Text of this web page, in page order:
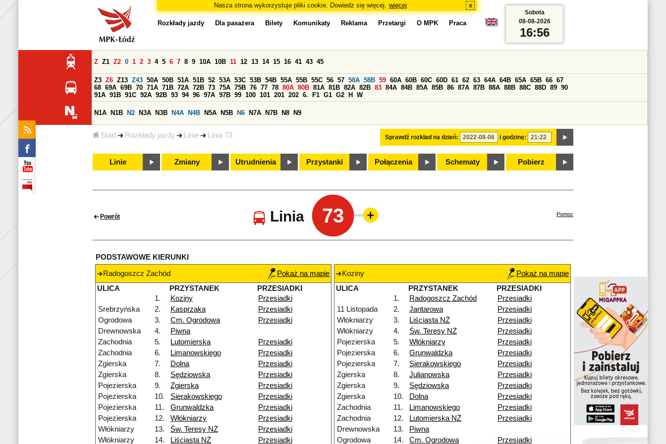
Nasza strona wykorzystuje pliki cookie. Dowiedz się więcej. więcej x
Start Rozkłady jazdy Linie Linia 73
Rozkłady jazdy Dla pasażera Bilety Komunikaty Reklama Przetargi O MPK Praca
Sprawdź rozkład na dzień: i godzinę:
Z Z1 Z2 0 1 2 3 4 5 6 7 8 9 10A 10B 11 12 13 14 15 16 41 43 45
Z3 Z6 Z13 Z43 50A 50B 51A 51B 52 53A 53C 53B 54B 55A 55B 55C 56 57 58A 58B 59 60A 60B 60C 60D 61 62 63 64A 64B 65A 65B 66 67
68 69A 69B 70 71A 71B 72A 72B 73 75A 75B 76 77 78 80A 80B 81A 81B 82A 82B 83 84A 84B 85A 85B 86 87A 87B 88A 88B 88C 88D 89 90
91A 91B 91C 92A 92B 93 94 96 97A 97B 99 100 101 201 202 6. F1 G1 G2 H W
N1A N1B N2 N3A N3B N4A N4B N5A N5B N6 N7A N7B N8 N9
Linie Zmiany Utrudnienia Przystanki Połączenia Schematy Pobierz
Sobota
08-08-2026
16:56
Powrót Linia 73 Pomoc
PODSTAWOWE KIERUNKI
Radogoszcz Zachód
Pokaż na mapie
ULICA
PRZYSTANEK
PRZESIADKI
1.
Koziny
Przesiadki
Srebrzyńska
2. Kasprzaka
Przesiadki
Ogrodowa
3. Cm. Ogrodowa
Przesiadki
Drewnowska
4.
Piwna
Zachodnia
5. Lutomierska
Przesiadki
Zachodnia
6. Limanowskiego
Przesiadki
Zgierska
7. Dolna
Przesiadki
Zgierska
8. Sędziowska
Przesiadki
Pojezierska
9. Zgierska
Przesiadki
Pojezierska
10. Sierakowskiego
Przesiadki
Pojezierska
11. Grunwaldzka
Przesiadki
Pojezierska
12. Włókniarzy
Przesiadki
Włókniarzy
13. Św. Teresy NŻ
Przesiadki
Włókniarzy
14. Liściasta NŻ Przesiadki
Koziny
Pokaż na mapie
ULICA
PRZYSTANEK
PRZESIADKI
1.
Radogoszcz Zachód
Przesiadki
11 Listopada
2. Jantarowa
Przesiadki
Włókniarzy
3. Liściasta NŻ
Przesiadki
Włókniarzy
4. Św. Teresy NŻ
Przesiadki
Pojezierska
5. Włókniarzy
Przesiadki
Pojezierska
6. Grunwaldzka
Przesiadki
Pojezierska
7. Sierakowskiego
Przesiadki
Zgierska
8. Julianowska
Przesiadki
Zgierska
9. Sędziowska
Przesiadki
Zgierska
10. Dolna
Przesiadki
Zachodnia
11. Limanowskiego
Przesiadki
Zachodnia
12. Lutomierska NŻ
Przesiadki
Drewnowska
13.
Piwna
Ogrodowa
14. Cm. Ogrodowa Przesiadki